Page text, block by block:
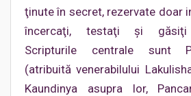
ţinute în secret, rezervate doar
încercaţi, testaţi şi găsiţi
Scripturile centrale sunt
(atribuită venerabilului
Kaundinya asupra lor,